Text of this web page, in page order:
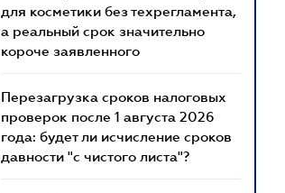
для косметики без техрегламента,
а реальный срок значительно
короче заявленного
Перезагрузка сроков налоговых
проверок после 1 августа 2026
года: будет ли исчисление сроков
давности "с чистого листа"?